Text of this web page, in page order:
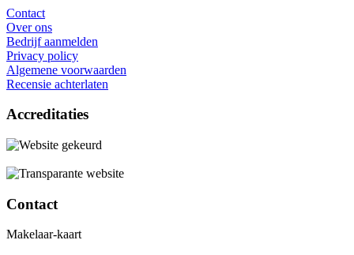
Contact
Over ons
Bedrijf aanmelden
Privacy policy
Algemene voorwaarden
Recensie achterlaten
Accreditaties
Contact
Makelaar-kaart